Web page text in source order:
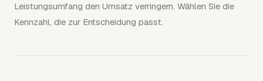
Leistungsumfang den Umsatz verringern. Wählen Sie die
Kennzahl, die zur Entscheidung passt.